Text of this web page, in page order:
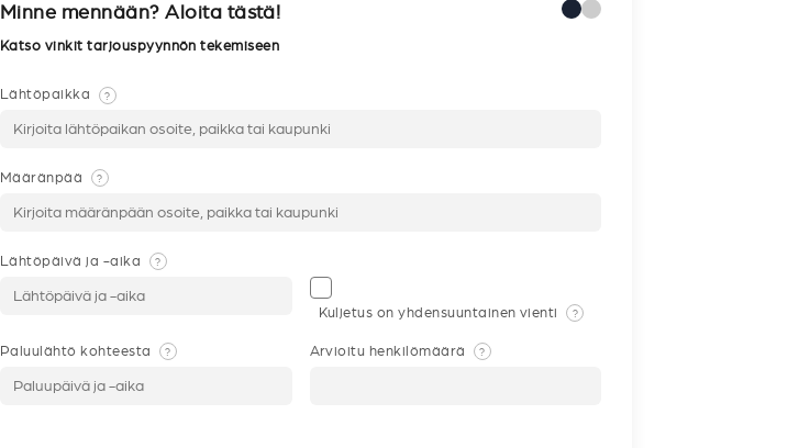
Minne mennään? Aloita tästä!
Katso vinkit tarjouspyynnön tekemiseen
Lähtöpaikka ?
Määränpää ?
Lähtöpäivä ja -aika ?
Kuljetus on yhdensuuntainen vienti ?
Paluulähtö kohteesta ? Arvioitu henkilömäärä ?